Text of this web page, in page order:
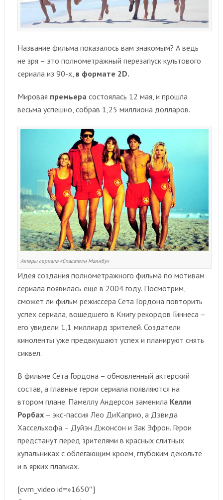
Название фильма показалось вам знакомым? А ведь
не зря – это полнометражный перезапуск культового
сериала из 90-х, в формате 2D.
Мировая премьера состоялась 12 мая, и прошла
весьма успешно, собрав 1,25 миллиона долларов.
Актеры сериала «Спасатели Малибу»
Идея создания полнометражного фильма по мотивам
сериала появилась еще в 2004 году. Посмотрим,
сможет ли фильм режиссера Сета Гордона повторить
успех сериала, вошедшего в Книгу рекордов Гиннеса –
его увидели 1,1 миллиард зрителей. Создатели
киноленты уже предвкушают успех и планируют снять
сиквел.
В фильме Сета Гордона – обновленный актерский
состав, а главные герои сериала появляются на
втором плане. Памеллу Андерсон заменила Келли
Рорбах– экс-пассия Лео ДиКаприо, а Дэвида
Хассельхофа – Дуйэн Джонсон и Зак Эфрон. Герои
предстанут перед зрителями в красных слитных
купальниках с облегающим кроем, глубоким декольте
и в ярких плавках.
[cvm_video id=»1650″]